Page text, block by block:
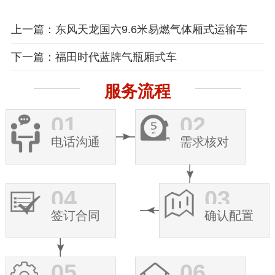
上一篇：东风天龙国六9.6米易燃气体厢式运输车
下一篇：福田时代蓝牌气瓶厢式车
服务流程
01
电话沟通
02
需求核对
03
确认配置
04
签订合同